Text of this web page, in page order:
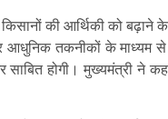
की आर्थिकी को बढ़ाने
आधुनिक तकनीकों के
होगी। मुख्यमंत्री ने